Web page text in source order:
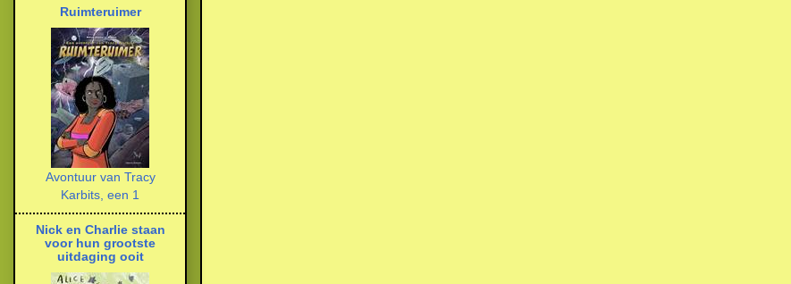
Ruimteruimer
Avontuur van Tracy
Karbits, een 1
Nick en Charlie staan
voor hun grootste
uitdaging ooit